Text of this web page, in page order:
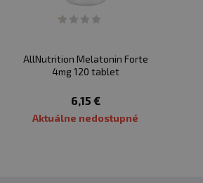
AllNutrition Melatonin Forte
4mg 120 tablet
6,15 €
Aktuálne nedostupné